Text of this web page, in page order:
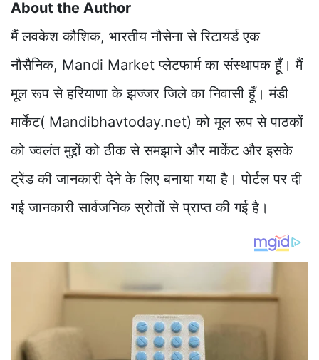
About the Author
मैं लवकेश कौशिक, भारतीय नौसेना से रिटायर्ड एक
नौसैनिक, Mandi Market प्लेटफार्म का संस्थापक हूँ। मैं
मूल रूप से हरियाणा के झज्जर जिले का निवासी हूँ। मंडी
मार्केट( Mandibhavtoday.net) को मूल रूप से पाठकों
को ज्वलंत मुद्दों को ठीक से समझाने और मार्केट और इसके
ट्रेंड की जानकारी देने के लिए बनाया गया है। पोर्टल पर दी
गई जानकारी सार्वजनिक स्रोतों से प्राप्त की गई है।